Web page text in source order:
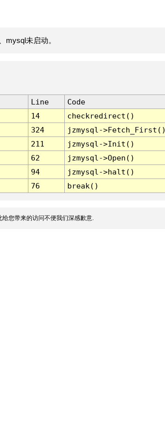
mysql未启动。
Line
Code
14
checkredirect()
324
jzmysql-
211
jzmysql->Init()
62
jzmysql->Open()
94
jzmysql->halt()
76 break()
您带来的访问不便我们深感歉意.